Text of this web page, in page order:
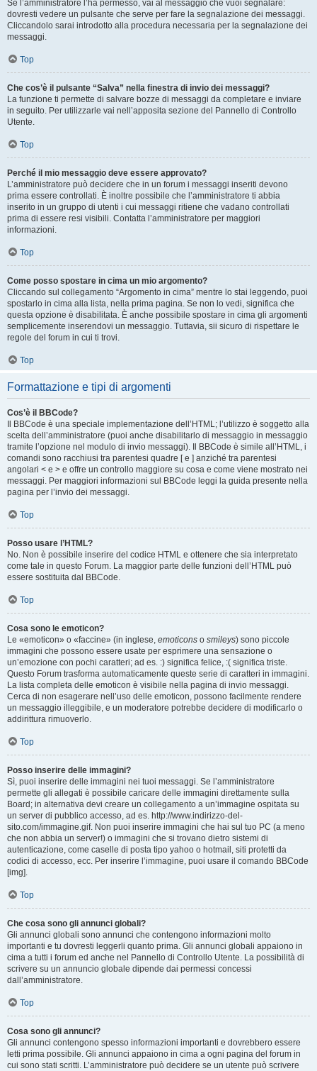
Se l’amministratore l’ha permesso, vai al messaggio che vuoi segnalare:
dovresti vedere un pulsante che serve per fare la segnalazione dei messaggi.
Cliccandolo sarai introdotto alla procedura necessaria per la segnalazione dei
messaggi.
Top
Che cos’è il pulsante “Salva” nella finestra di invio dei messaggi?
La funzione ti permette di salvare bozze di messaggi da completare e inviare
in seguito. Per utilizzarle vai nell’apposita sezione del Pannello di Controllo
Utente.
Top
Perché il mio messaggio deve essere approvato?
L’amministratore può decidere che in un forum i messaggi inseriti devono
prima essere controllati. È inoltre possibile che l’amministratore ti abbia
inserito in un gruppo di utenti i cui messaggi ritiene che vadano controllati
prima di essere resi visibili. Contatta l’amministratore per maggiori
informazioni.
Top
Come posso spostare in cima un mio argomento?
Cliccando sul collegamento “Argomento in cima” mentre lo stai leggendo, puoi
spostarlo in cima alla lista, nella prima pagina. Se non lo vedi, significa che
questa opzione è disabilitata. È anche possibile spostare in cima gli argomenti
semplicemente inserendovi un messaggio. Tuttavia, sii sicuro di rispettare le
regole del forum in cui ti trovi.
Top
Formattazione e tipi di argomenti
Cos’è il BBCode?
Il BBCode è una speciale implementazione dell’HTML; l’utilizzo è soggetto alla
scelta dell’amministratore (puoi anche disabilitarlo di messaggio in messaggio
tramite l’opzione nel modulo di invio messaggi). Il BBCode è simile all’HTML, i
comandi sono racchiusi tra parentesi quadre [ e ] anziché tra parentesi
angolari < e > e offre un controllo maggiore su cosa e come viene mostrato nei
messaggi. Per maggiori informazioni sul BBCode leggi la guida presente nella
pagina per l’invio dei messaggi.
Top
Posso usare l’HTML?
No. Non è possibile inserire del codice HTML e ottenere che sia interpretato
come tale in questo Forum. La maggior parte delle funzioni dell’HTML può
essere sostituita dal BBCode.
Top
Cosa sono le emoticon?
Le «emoticon» o «faccine» (in inglese, emoticons o smileys) sono piccole
immagini che possono essere usate per esprimere una sensazione o
un’emozione con pochi caratteri; ad es. :) significa felice, :( significa triste.
Questo Forum trasforma automaticamente queste serie di caratteri in immagini.
La lista completa delle emoticon è visibile nella pagina di invio messaggi.
Cerca di non esagerare nell’uso delle emoticon, possono facilmente rendere
un messaggio illeggibile, e un moderatore potrebbe decidere di modificarlo o
addirittura rimuoverlo.
Top
Posso inserire delle immagini?
Sì, puoi inserire delle immagini nei tuoi messaggi. Se l’amministratore
permette gli allegati è possibile caricare delle immagini direttamente sulla
Board; in alternativa devi creare un collegamento a un’immagine ospitata su
un server di pubblico accesso, ad es. http://www.indirizzo-del-
sito.com/immagine.gif. Non puoi inserire immagini che hai sul tuo PC (a meno
che non abbia un server!) o immagini che si trovano dietro sistemi di
autenticazione, come caselle di posta tipo yahoo o hotmail, siti protetti da
codici di accesso, ecc. Per inserire l’immagine, puoi usare il comando BBCode
[img].
Top
Che cosa sono gli annunci globali?
Gli annunci globali sono annunci che contengono informazioni molto
importanti e tu dovresti leggerli quanto prima. Gli annunci globali appaiono in
cima a tutti i forum ed anche nel Pannello di Controllo Utente. La possibilità di
scrivere su un annuncio globale dipende dai permessi concessi
dall’amministratore.
Top
Cosa sono gli annunci?
Gli annunci contengono spesso informazioni importanti e dovrebbero essere
letti prima possibile. Gli annunci appaiono in cima a ogni pagina del forum in
cui sono stati scritti. L’amministratore può decidere se un utente può scrivere